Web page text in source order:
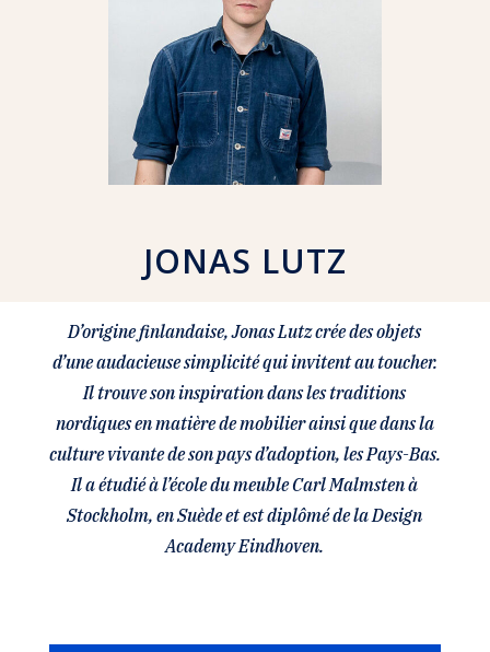
JONAS LUTZ
D’origine finlandaise, Jonas Lutz crée des objets
d’une audacieuse simplicité qui invitent au toucher.
Il trouve son inspiration dans les traditions
nordiques en matière de mobilier ainsi que dans la
culture vivante de son pays d’adoption, les Pays-Bas.
Il a étudié à l’école du meuble Carl Malmsten à
Stockholm, en Suède et est diplômé de la Design
Academy Eindhoven.